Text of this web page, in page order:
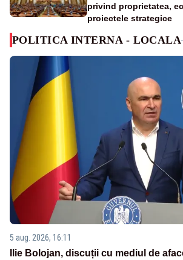
privind proprietatea,
proiectele strategice
POLITICA INTERNA - LOCALA
5 aug. 2026, 16:11
Ilie Bolojan, discuții cu mediul de